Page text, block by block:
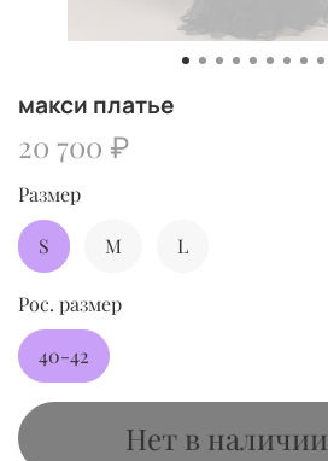
макси платье
20 700 ₽
Нет в наличии
Размер
S M L
Рос. размер
40-42